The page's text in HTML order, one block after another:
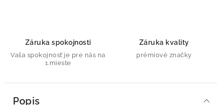
Záruka spokojnosti
Vaša spokojnosť je pre nás na
1.mieste
Záruka kvality
prémiové značky
Popis